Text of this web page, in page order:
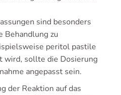
sind besonders
Behandlung zu
peritol pastile
wird, sollte die Dosierung
angepasst sein.
der Reaktion auf das